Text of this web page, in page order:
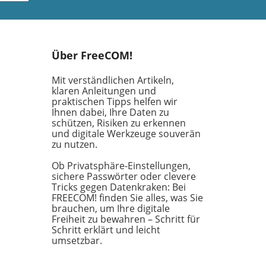
Über FreeCOM!
Mit verständlichen Artikeln,
klaren Anleitungen und
praktischen Tipps helfen wir
Ihnen dabei, Ihre Daten zu
schützen, Risiken zu erkennen
und digitale Werkzeuge souverän
zu nutzen.
Ob Privatsphäre-Einstellungen,
sichere Passwörter oder clevere
Tricks gegen Datenkraken: Bei
FREECOM! finden Sie alles, was Sie
brauchen, um Ihre digitale
Freiheit zu bewahren – Schritt für
Schritt erklärt und leicht
umsetzbar.